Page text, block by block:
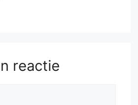
reactie